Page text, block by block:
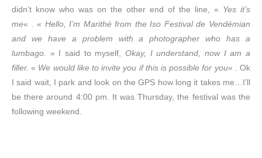
didn’t know who was on the other end of the line, « Yes it’s
me« . « Hello, I’m Marithé from the Iso Festival de Vendémian
and we have a problem with a photographer who has a
lumbago.
» I said to myself, Okay, I understand, now I am a
filler. « We would like to invite you if this is possible for you« . Ok
I said wait, I park and look on the GPS how long it takes me…I’ll
be there around 4:00 pm. It was Thursday, the festival was the
following weekend.